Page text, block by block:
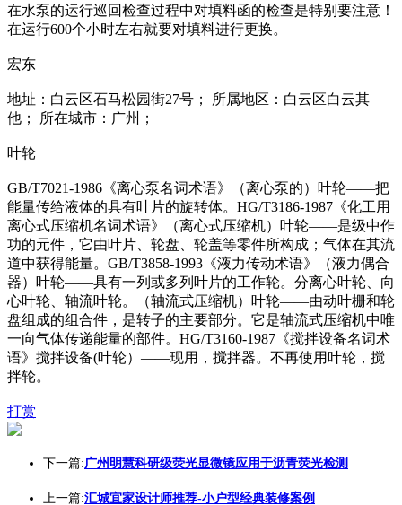
在水泵的运行巡回检查过程中对填料函的检查是特别要注意！
在运行600个小时左右就要对填料进行更换。
宏东
地址：白云区石马松园街27号； 所属地区：白云区白云其
他； 所在城市：广州；
叶轮
GB/T7021-1986《离心泵名词术语》（离心泵的）叶轮——把
能量传给液体的具有叶片的旋转体。HG/T3186-1987《化工用
离心式压缩机名词术语》（离心式压缩机）叶轮——是级中作
功的元件，它由叶片、轮盘、轮盖等零件所构成；气体在其流
道中获得能量。GB/T3858-1993《液力传动术语》（液力偶合
器）叶轮——具有一列或多列叶片的工作轮。分离心叶轮、向
心叶轮、轴流叶轮。（轴流式压缩机）叶轮——由动叶栅和轮
盘组成的组合件，是转子的主要部分。它是轴流式压缩机中唯
一向气体传递能量的部件。HG/T3160-1987《搅拌设备名词术
语》搅拌设备(叶轮）——现用，搅拌器。不再使用叶轮，搅
拌轮。
打赏
下一篇:广州明慧科研级荧光显微镜应用于沥青荧光检测
上一篇:汇城宜家设计师推荐-小户型经典装修案例